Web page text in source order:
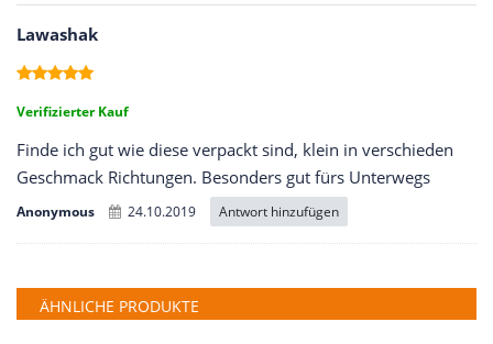
Lawashak
Verifizierter Kauf
Finde ich gut wie diese verpackt sind, klein in verschieden
Geschmack Richtungen. Besonders gut fürs Unterwegs
Anonymous 24.10.2019 Antwort hinzufügen
ÄHNLICHE PRODUKTE